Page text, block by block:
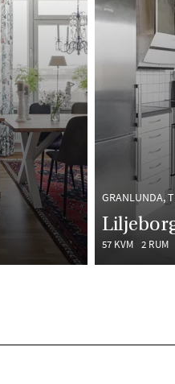
GRANLUNDA,
57 KVM 2 RUM